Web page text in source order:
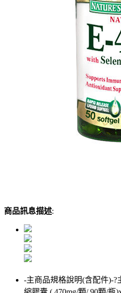
商品訊息描述:
-主商品規格說明(含配件)-